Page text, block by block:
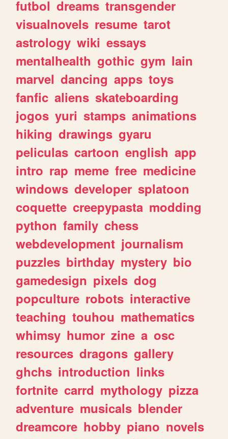
futbol dreams transgender
visualnovels resume tarot
astrology wiki essays
mentalhealth gothic gym lain
marvel dancing apps toys
fanfic aliens skateboarding
jogos yuri stamps animations
hiking drawings gyaru
peliculas cartoon english app
intro rap meme free medicine
windows developer splatoon
coquette creepypasta modding
python family chess
webdevelopment journalism
puzzles birthday mystery bio
gamedesign pixels dog
popculture robots interactive
teaching touhou mathematics
whimsy humor zine a osc
resources dragons gallery
ghchs introduction links
fortnite carrd mythology pizza
adventure musicals blender
dreamcore hobby piano novels